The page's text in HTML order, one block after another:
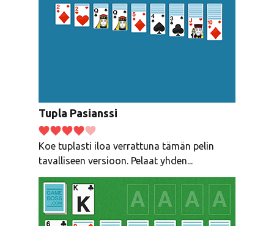
Tupla Pasianssi
Koe tuplasti iloa verrattuna tämän pelin
tavalliseen versioon. Pelaat yhden...